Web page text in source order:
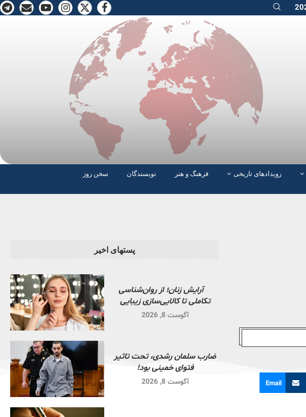
رویدادهای تاریخی فرهنگ و هنر نویسندگان
سخن روز
Email
پستهای اخیر
آرایش زنان؛ از روان‌شناسی
تکاملی تا کالایی‌سازی زیبایی
آگوست 8, 2026
ضارب سلمان رشدی، تحت تاثیر
فتوای خمینی بود!
آگوست 8, 2026